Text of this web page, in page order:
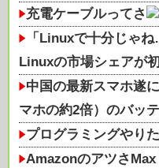
充電ケーブルってさ
「Linuxで十分じゃ
Linuxの市場シェアが
中国の最新スマホ遂
マホの約2倍）のバッ
プログラミングやり
Amazonのアツさ